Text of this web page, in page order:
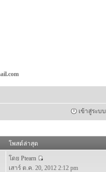
เข้าสู่ระบบ
โพสต์ล่าสุด
โดย Ptearn
เสาร์ ต.ค. 20, 2012 2:12 pm